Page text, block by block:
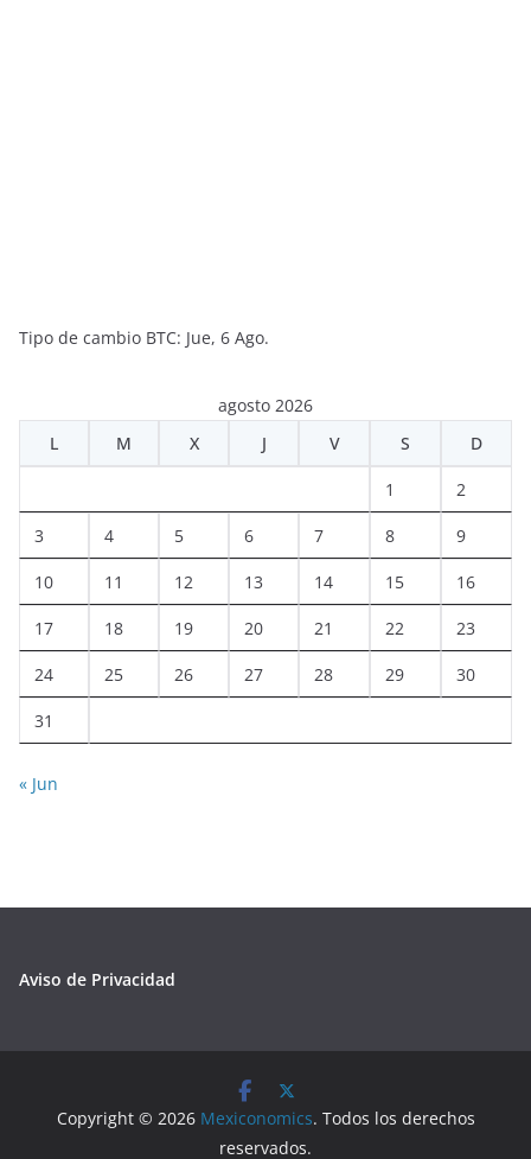
Tipo de cambio BTC: Jue, 6 Ago.
agosto 2026
L
M X J V S D
1 2
3 4 5 6 7 8 9
10 11 12 13 14 15 16
17 18 19 20 21 22 23
24 25 26 27 28 29 30
31
« Jun
Aviso de Privacidad
Copyright © 2026 Mexiconomics. Todos los derechos
reservados.